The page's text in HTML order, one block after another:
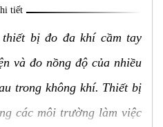
tiết
bị đo đa khí cầm tay
và đo nồng độ của nhiều
trong không khí. Thiết bị
các môi trường làm việc